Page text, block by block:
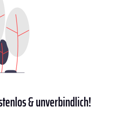
& unverbindlich!